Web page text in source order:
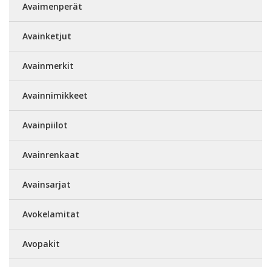
Avaimenperät
Avainketjut
Avainmerkit
Avainnimikkeet
Avainpiilot
Avainrenkaat
Avainsarjat
Avokelamitat
Avopakit